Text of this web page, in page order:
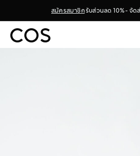
สมัครสมาชิกรับส่วนลด 10% - จัด